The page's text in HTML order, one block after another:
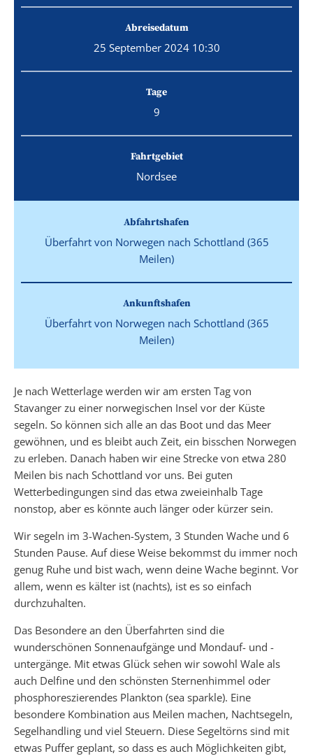
Abreisedatum
25 September 2024 10:30
Tage
9
Fahrtgebiet
Nordsee
Abfahrtshafen
Überfahrt von Norwegen nach Schottland (365
Meilen)
Ankunftshafen
Überfahrt von Norwegen nach Schottland (365
Meilen)
Je nach Wetterlage werden wir am ersten Tag von
Stavanger zu einer norwegischen Insel vor der Küste
segeln. So können sich alle an das Boot und das Meer
gewöhnen, und es bleibt auch Zeit, ein bisschen Norwegen
zu erleben. Danach haben wir eine Strecke von etwa 280
Meilen bis nach Schottland vor uns. Bei guten
Wetterbedingungen sind das etwa zweieinhalb Tage
nonstop, aber es könnte auch länger oder kürzer sein.
Wir segeln im 3-Wachen-System, 3 Stunden Wache und 6
Stunden Pause. Auf diese Weise bekommst du immer noch
genug Ruhe und bist wach, wenn deine Wache beginnt. Vor
allem, wenn es kälter ist (nachts), ist es so einfach
durchzuhalten.
Das Besondere an den Überfahrten sind die
wunderschönen Sonnenaufgänge und Mondauf- und -
untergänge. Mit etwas Glück sehen wir sowohl Wale als
auch Delfine und den schönsten Sternenhimmel oder
phosphoreszierendes Plankton (sea sparkle). Eine
besondere Kombination aus Meilen machen, Nachtsegeln,
Segelhandling und viel Steuern. Diese Segeltörns sind mit
etwas Puffer geplant, so dass es auch Möglichkeiten gibt,